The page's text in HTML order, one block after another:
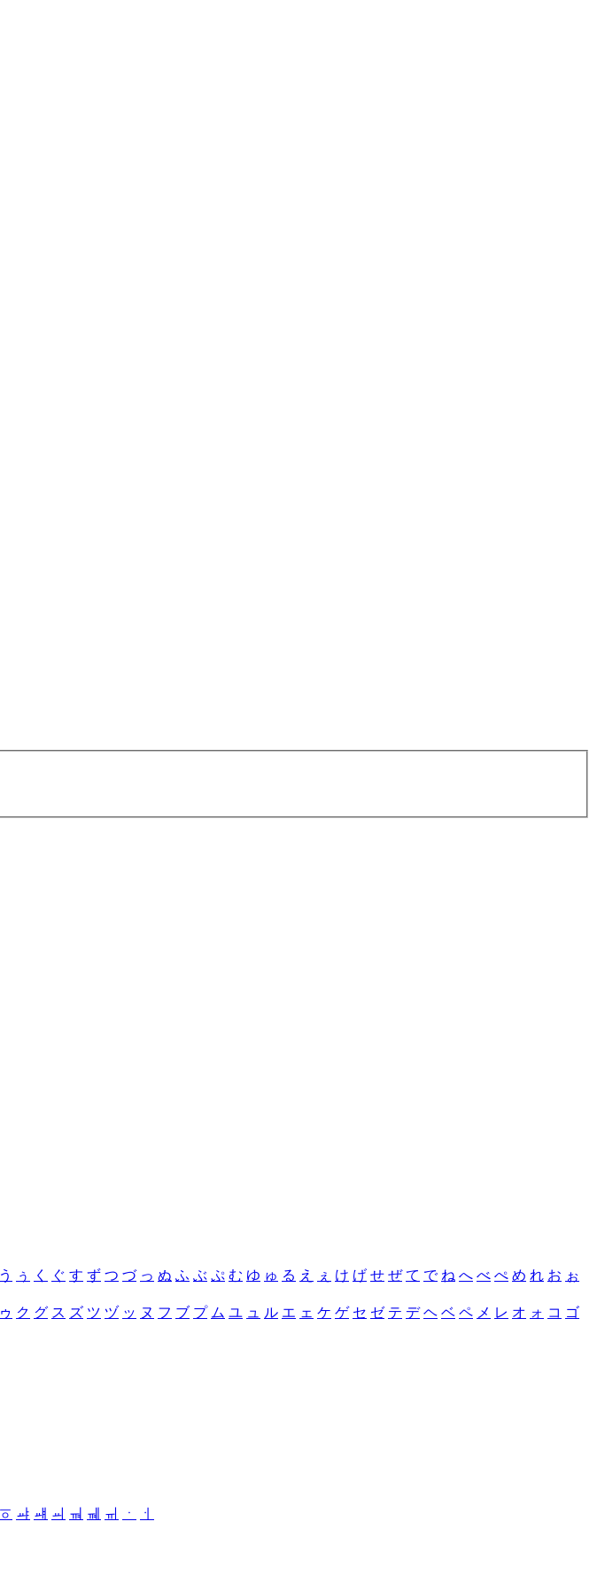
う ぅ く ぐ す ず つ づ っ ぬ ふ ぶ ぷ む ゆ ゅ る え ぇ け げ せ ぜ て で ね へ べ ぺ め れ お ぉ
ゥ ク グ ス ズ ツ ヅ ッ ヌ フ ブ プ ム ユ ュ ル エ ェ ケ ゲ セ ゼ テ デ ヘ ベ ペ メ レ オ ォ コ ゴ
ㆆ ㆇ ㆈ ㆉ ㆊ ㆋ ㆌ ㆍ
ㆎ